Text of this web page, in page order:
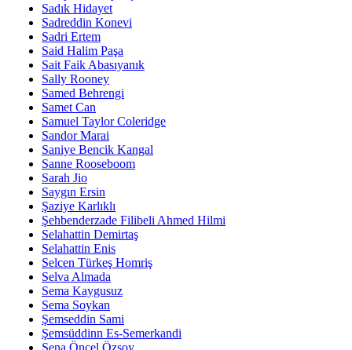
Sadık Hidayet
Sadreddin Konevi
Sadri Ertem
Said Halim Paşa
Sait Faik Abasıyanık
Sally Rooney
Samed Behrengi
Samet Can
Samuel Taylor Coleridge
Sandor Marai
Saniye Bencik Kangal
Sanne Rooseboom
Sarah Jio
Saygın Ersin
Şaziye Karlıklı
Şehbenderzade Filibeli Ahmed Hilmi
Selahattin Demirtaş
Selahattin Enis
Selcen Türkeş Homriş
Selva Almada
Sema Kaygusuz
Sema Soykan
Şemseddin Sami
Şemsüddinn Es-Semerkandi